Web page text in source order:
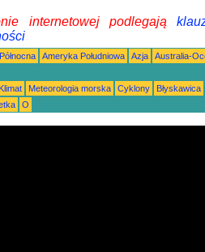
internetowej podlegają
Ameryka Południowa Azja
Australia-
Meteorologia morska Cyklony
Błyskawica
O